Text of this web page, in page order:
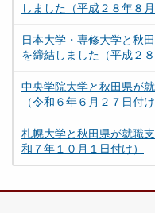
しました（平成２８年８月
日本大学・専修大学と秋
を締結しました（平成２
中央学院大学と秋田県が
（令和６年６月２７日付け
札幌大学と秋田県が就職
和７年１０月１日付け）